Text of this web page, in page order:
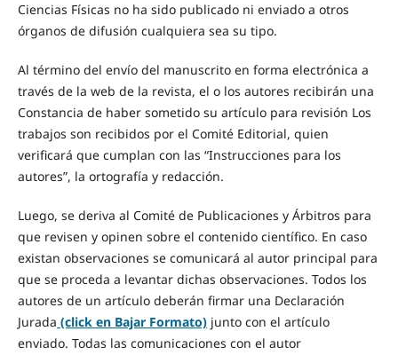
Ciencias Físicas no ha sido publicado ni enviado a otros
órganos de difusión cualquiera sea su tipo.
Al término del envío del manuscrito en forma electrónica a
través de la web de la revista, el o los autores recibirán una
Constancia de haber sometido su artículo para revisión Los
trabajos son recibidos por el Comité Editorial, quien
verificará que cumplan con las “Instrucciones para los
autores”, la ortografía y redacción.
Luego, se deriva al Comité de Publicaciones y Árbitros para
que revisen y opinen sobre el contenido científico. En caso
existan observaciones se comunicará al autor principal para
que se proceda a levantar dichas observaciones. Todos los
autores de un artículo deberán firmar una Declaración
Jurada (click en Bajar Formato)junto con el artículo
enviado. Todas las comunicaciones con el autor